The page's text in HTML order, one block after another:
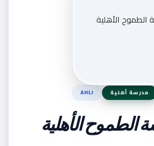
مدرسة أهلية AHLI
الطموح الأهلية